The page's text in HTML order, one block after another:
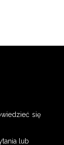
się
lub